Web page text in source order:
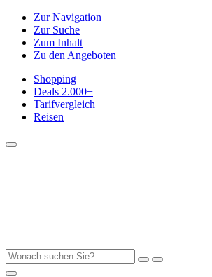
Zur Navigation
Zur Suche
Zum Inhalt
Zu den Angeboten
Shopping
Deals 2.000+
Tarifvergleich
Reisen